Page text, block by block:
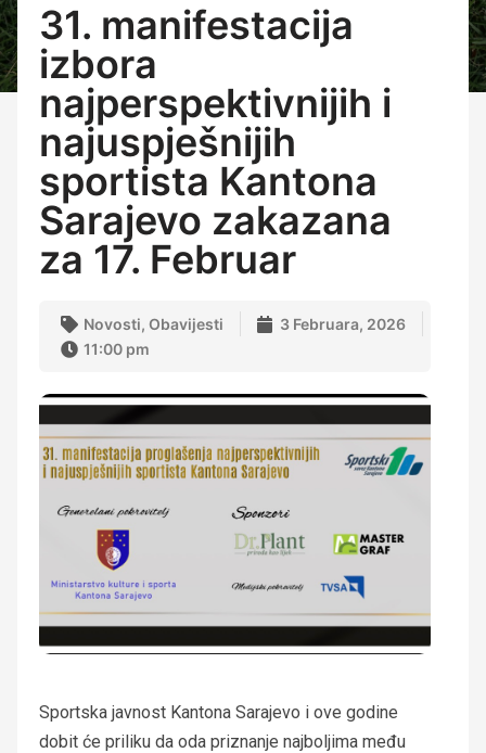
31. manifestacija
izbora
najperspektivnijih i
najuspješnijih
sportista Kantona
Sarajevo zakazana
za 17. Februar
Novosti, Obavijesti
3 Februara, 2026
11:00 pm
Sportska javnost Kantona Sarajevo i ove godine
dobit će priliku da oda priznanje najboljima među